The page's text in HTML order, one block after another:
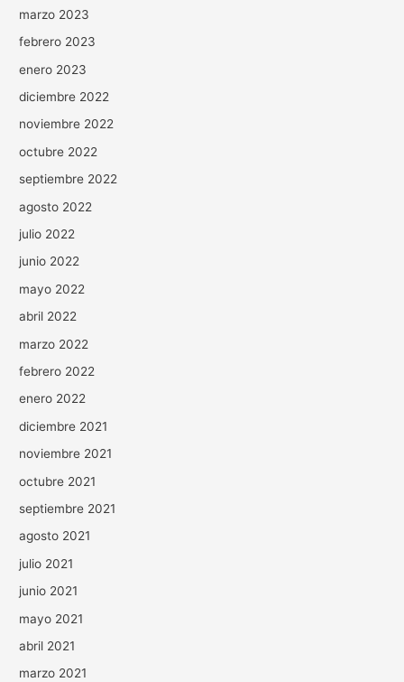
marzo 2023
febrero 2023
enero 2023
diciembre 2022
noviembre 2022
octubre 2022
septiembre 2022
agosto 2022
julio 2022
junio 2022
mayo 2022
abril 2022
marzo 2022
febrero 2022
enero 2022
diciembre 2021
noviembre 2021
octubre 2021
septiembre 2021
agosto 2021
julio 2021
junio 2021
mayo 2021
abril 2021
marzo 2021